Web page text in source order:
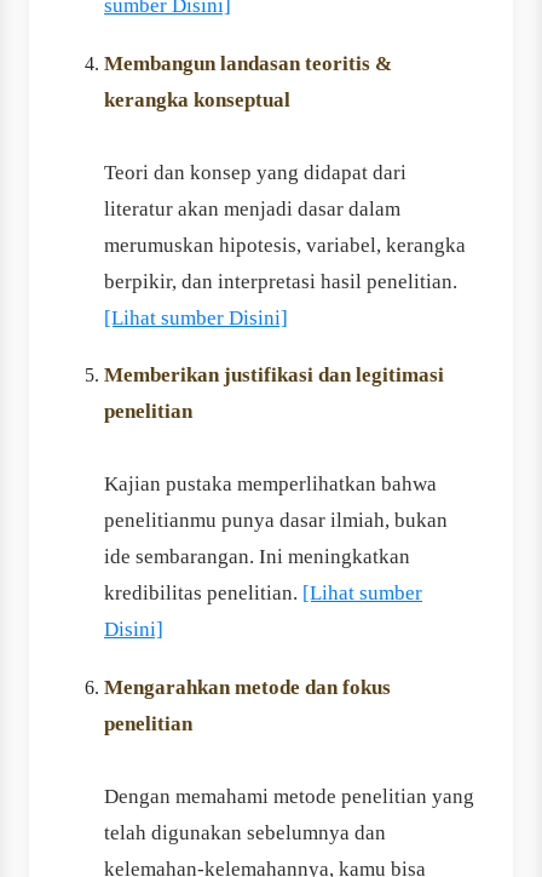
sumber Disini]
Membangun landasan teoritis &
kerangka konseptual
Teori dan konsep yang didapat dari
literatur akan menjadi dasar dalam
merumuskan hipotesis, variabel, kerangka
berpikir, dan interpretasi hasil penelitian.
[Lihat sumber Disini]
Memberikan justifikasi dan legitimasi
penelitian
Kajian pustaka memperlihatkan bahwa
penelitianmu punya dasar ilmiah, bukan
ide sembarangan. Ini meningkatkan
kredibilitas penelitian. [Lihat sumber
Disini]
Mengarahkan metode dan fokus
penelitian
Dengan memahami metode penelitian yang
telah digunakan sebelumnya dan
kelemahan-kelemahannya, kamu bisa